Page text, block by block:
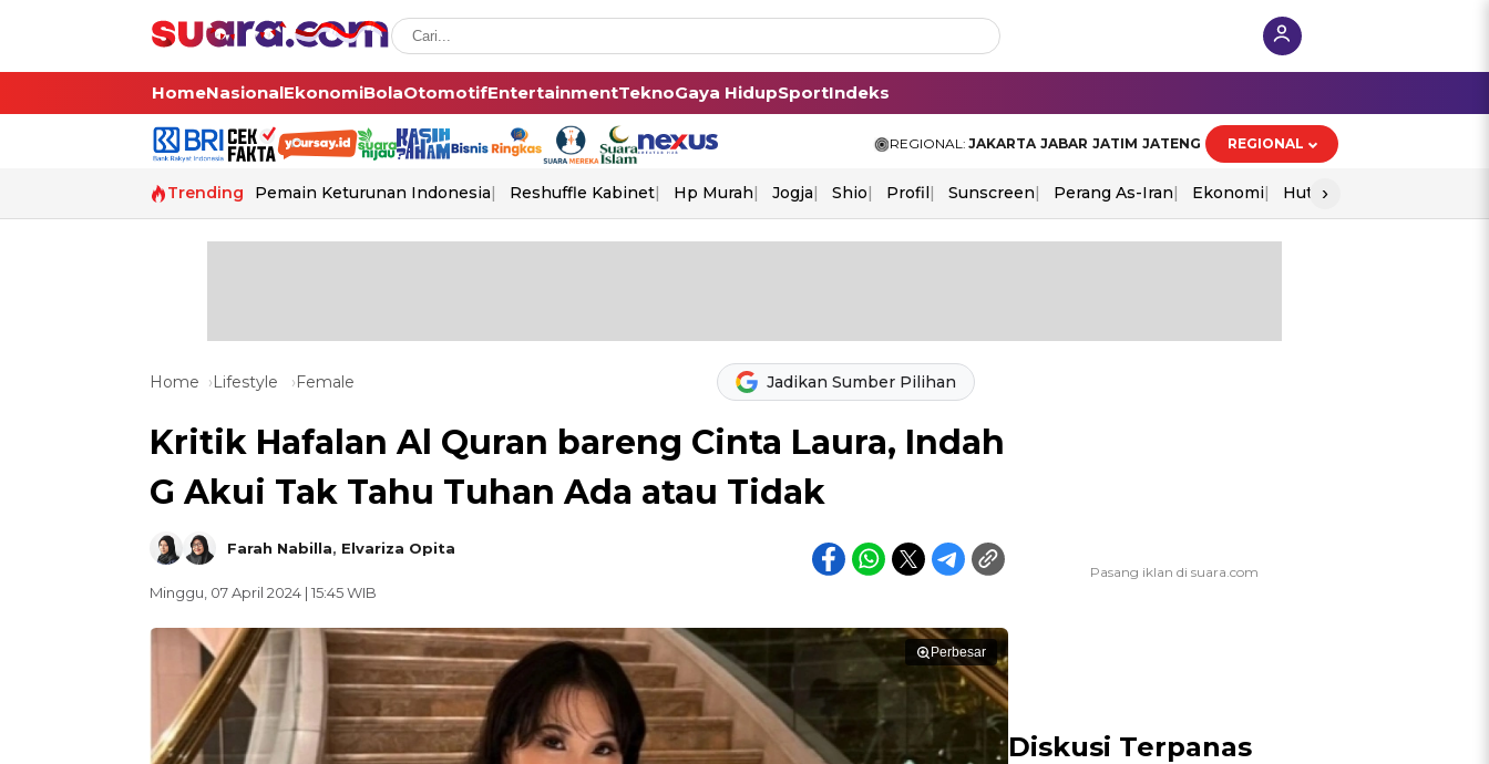
HomeNasionalEkonomiBolaOtomotifEntertainmentTeknoGaya HidupSportIndeks
REGIONAL: JAKARTA JABAR JATIM JATENG REGIONAL
Trending Pemain Keturunan Indonesia Reshuffle Kabinet Hp Murah Jogja Shio Profil Sunscreen Perang As-Iran Ekonomi Hut Ri
›
Home Lifestyle Female Jadikan Sumber Pilihan
Kritik Hafalan Al Quran bareng Cinta Laura, Indah
G Akui Tak Tahu Tuhan Ada atau Tidak
Farah Nabilla, Elvariza Opita
Minggu, 07 April 2024 | 15:45 WIB
Perbesar
Diskusi Terpanas